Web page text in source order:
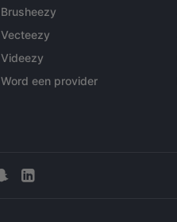
Brusheezy
Vecteezy
Videezy
Word een provider